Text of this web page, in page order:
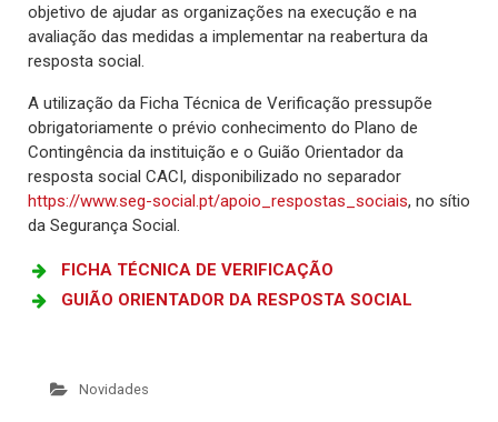
objetivo de ajudar as organizações na execução e na
avaliação das medidas a implementar na reabertura da
resposta social.
A utilização da Ficha Técnica de Verificação pressupõe
obrigatoriamente o prévio conhecimento do Plano de
Contingência da instituição e o Guião Orientador da
resposta social CACI, disponibilizado no separador
https://www.seg-social.pt/apoio_respostas_sociais, no sítio
da Segurança Social.
FICHA TÉCNICA DE VERIFICAÇÃO
GUIÃO ORIENTADOR DA RESPOSTA SOCIAL
Novidades